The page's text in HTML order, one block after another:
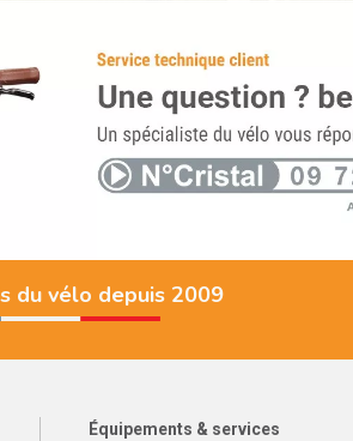
du vélo depuis 2009
Équipements & services